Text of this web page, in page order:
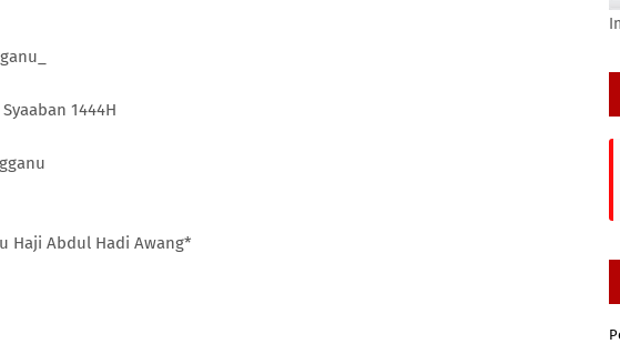
1444H
Haji Abdul Hadi Awang*